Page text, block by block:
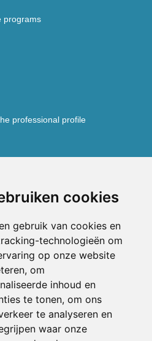
cookies
gebruik van cookies en
technologieën om
op onze website
om
inhoud en
te tonen, om ons
te analyseren en
waar onze
programs
professional profile
NVA